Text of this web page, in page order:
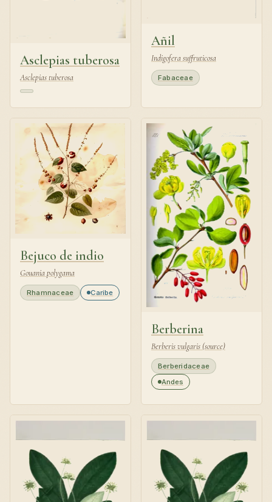
Asclepias tuberosa
Asclepias tuberosa
Añil
Indigofera suffruticosa
Fabaceae
Bejuco de indio
Gouania polygama
Rhamnaceae Caribe
Berberina
Berberis vulgaris (source)
Berberidaceae
Andes